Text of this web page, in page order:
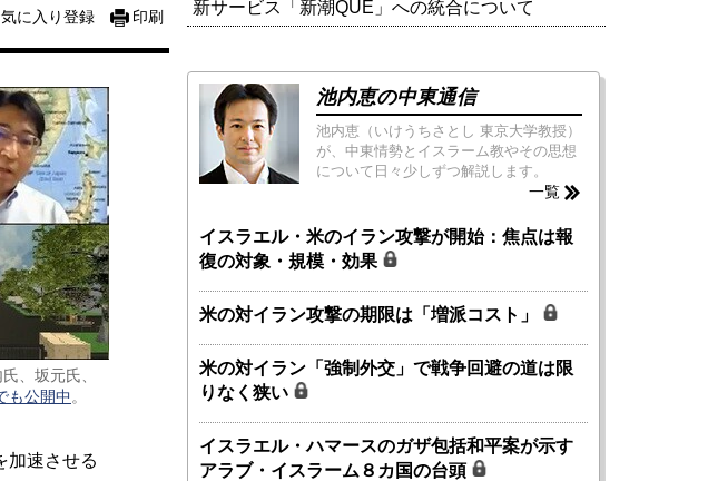
に入り登録 印刷
、坂元氏、
も公開中。
加速させる
新サービス「新潮QUE」への統合について
池内恵の中東通信
池内恵（いけうちさとし 東京大学教授）
が、中東情勢とイスラーム教やその思想
について日々少しずつ解説します。
一覧
イスラエル・米のイラン攻撃が開始：焦点は報
復の対象・規模・効果
米の対イラン攻撃の期限は「増派コスト」
米の対イラン「強制外交」で戦争回避の道は限
りなく狭い
イスラエル・ハマースのガザ包括和平案が示す
アラブ・イスラーム８カ国の台頭